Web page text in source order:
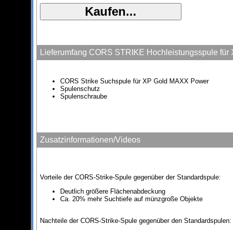
Lieferumfang CORS STRIKE Hochleistungsspule
CORS Strike Suchspule für XP Gold MAXX Power
Spulenschutz
Spulenschraube
Zusatzinformationen/Videos
Vorteile der CORS-Strike-Spule gegenüber der Standardspule:
Deutlich größere Flächenabdeckung
Ca. 20% mehr Suchtiefe auf münzgroße Objekte
Nachteile der CORS-Strike-Spule gegenüber den Standardspulen: